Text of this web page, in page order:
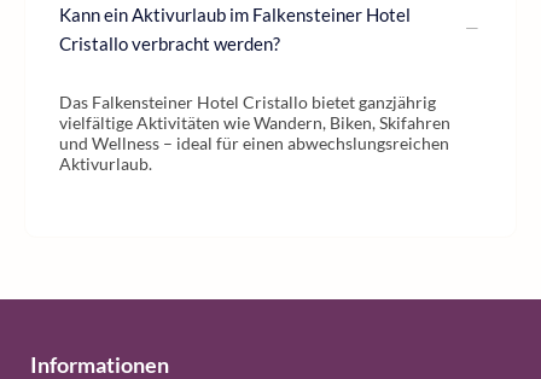
Kann ein Aktivurlaub im Falkensteiner Hotel
Cristallo verbracht werden?
Das Falkensteiner Hotel Cristallo bietet ganzjährig
vielfältige Aktivitäten wie Wandern, Biken, Skifahren
und Wellness – ideal für einen abwechslungsreichen
Aktivurlaub.
Informationen